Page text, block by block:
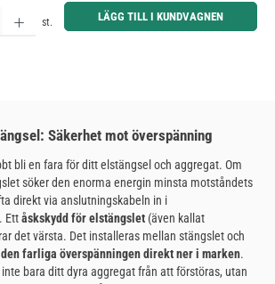
belopp eller använd knapparna för att öka eller minska kvantiteten.
st. LÄGG TILL I KUNDVAGNEN
Säkerhet mot överspänning
bli en fara för ditt elstängsel och aggregat. Om
söker den enorma energin minsta motståndets
direkt via anslutningskabeln in i
Ettåskskydd för elstängslet (även kallat
det värsta. Det installeras mellan stängslet och
den farliga överspänningen direkt ner i marken.
bara ditt dyra aggregat från att förstöras, utan